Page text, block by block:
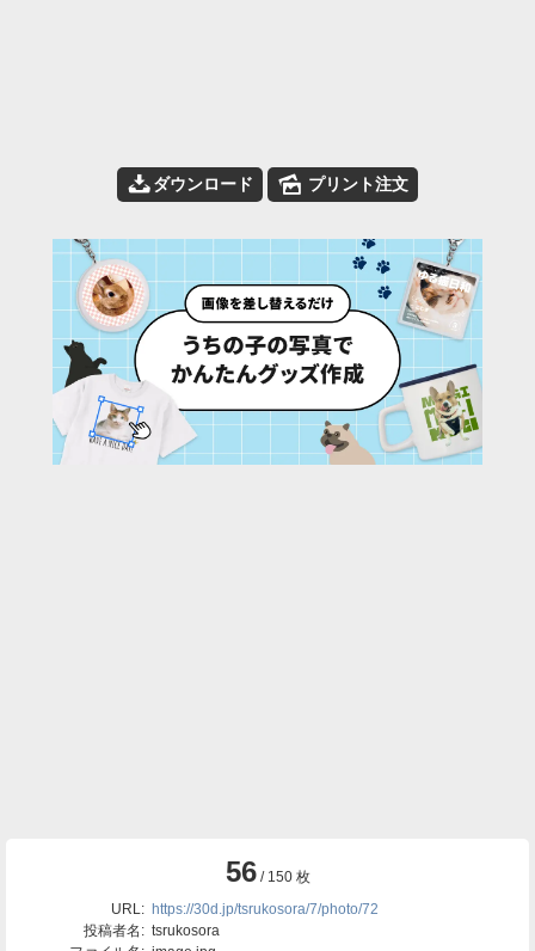
📥ダウンロード 🌄 プリント注文
56 / 150 枚
URL: https://30d.jp/tsrukosora/7/photo/72
投稿者名: tsrukosora